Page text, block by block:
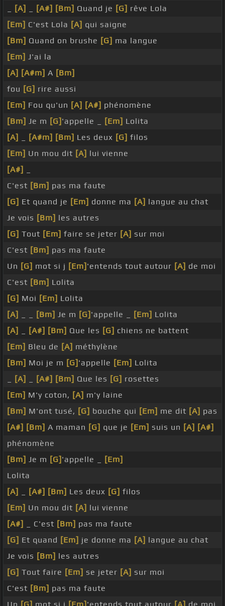
[A] [A#] [Bm] Quand je [G] rêve Lola
[Em] C'est Lola [A] qui saigne
[Bm] Quand on brushe [G] ma langue
[Em] J'ai la
[A] [A#m] A [Bm]
fou [G] rire aussi
[Em] Fou qu'un [A] [A#] phénomène
[Bm] Je m [G] 'appelle _ [Em] Lolita
[A]
[A#m] [Bm] Les deux [G] filos
[Em] Un mou dit [A] lui vienne
[A#]
C'est [Bm] pas ma faute
[G] Et quand je [Em] donne ma [A] langue au chat
Je vois [Bm] les autres
[G] Tout [Em] faire se jeter [A] sur moi
C'est [Bm] pas ma faute
Un [G] mot si j [Em] 'entends tout autour [A] de moi
C'est [Bm] Lolita
[G] Moi [Em] Lolita
[A]
[Bm] Je m [G] 'appelle _ [Em] Lolita
[A]
[A#] [Bm] Que les [G] chiens ne battent
[Em] Bleu de [A] méthylène
[Bm] Moi je m [G] 'appelle [Em] Lolita
[A] [A#] [Bm] Que les [G] rosettes
[Em] M'y coton, [A] m'y laine
[Bm] M'ont tusé, [G] bouche qui [Em] me dit [A] pas
[A#] [Bm] A maman [G] que je [Em] suis un [A] [A#]
phénomène
[Bm] Je m [G] 'appelle _
[Em]
Lolita
[A]
[A#] [Bm] Les deux [G] filos
[Em] Un mou dit [A] lui vienne
[A#]
_ C'est [Bm] pas ma faute
[G] Et quand [Em] je donne ma [A] langue au chat
Je vois [Bm] les autres
[G] Tout faire [Em] se jeter [A] sur moi
C'est [Bm] pas ma faute